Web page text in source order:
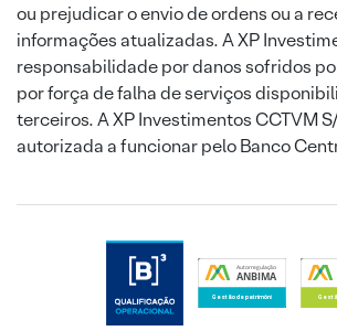
ou prejudicar o envio de ordens ou a
informações atualizadas. A XP
responsabilidade por danos sofridos
por força de falha de serviços
terceiros. A XP Investimentos CCTVM
autorizada a funcionar pelo Banco